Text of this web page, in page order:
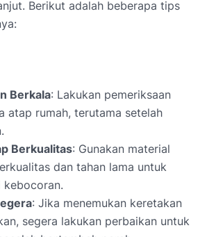
Berikut adalah beberapa tips
Berkala: Lakukan pemeriksaan
atap rumah, terutama setelah
Berkualitas: Gunakan material
dan tahan lama untuk
kebocoran.
: Jika menemukan keretakan
segera lakukan perbaikan untuk